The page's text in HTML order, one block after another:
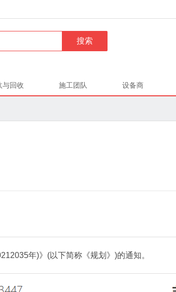
与回收 施工团队 设备商
年)》(以下简称《规划》)的通知。